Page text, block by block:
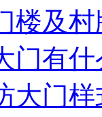
楼及
门有
大门